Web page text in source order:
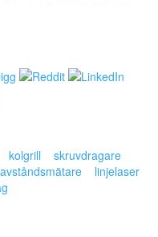
kolgrill
skruvdragare
avståndsmätare
linjelaser